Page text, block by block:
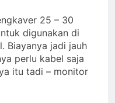
25 – 30
digunakan di
Biayanya jadi jauh
perlu kabel saja
itu tadi – monitor